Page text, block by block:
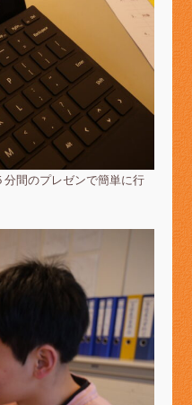
間のプレゼンで簡単に行